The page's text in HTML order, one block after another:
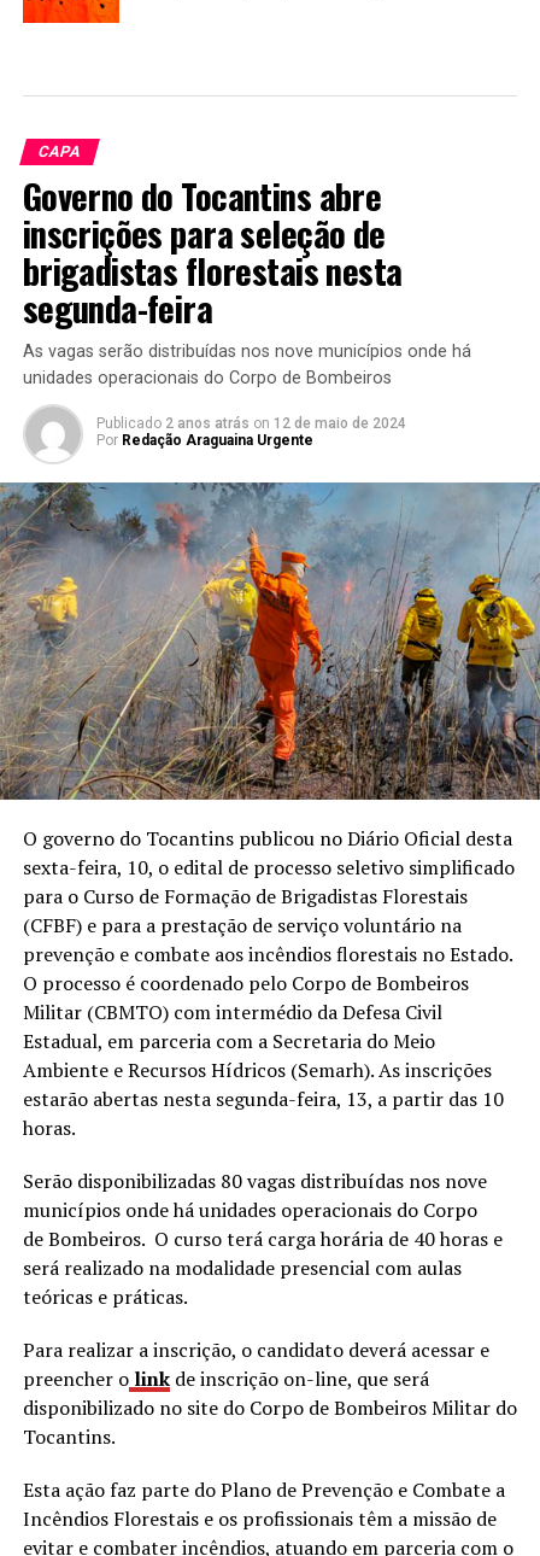
CAPA
Governo do Tocantins abre
inscrições para seleção de
brigadistas florestais nesta
segunda-feira
As vagas serão distribuídas nos nove municípios onde há
unidades operacionais do Corpo de Bombeiros
Publicado 2 anos atrás on 12 de maio de 2024
Por Redação Araguaina Urgente
O governo do Tocantins publicou no Diário Oficial desta
sexta-feira, 10, o edital de processo seletivo simplificado
para o Curso de Formação de Brigadistas Florestais
(CFBF) e para a prestação de serviço voluntário na
prevenção e combate aos incêndios florestais no Estado.
O processo é coordenado pelo Corpo de Bombeiros
Militar (CBMTO) com intermédio da Defesa Civil
Estadual, em parceria com a Secretaria do Meio
Ambiente e Recursos Hídricos (Semarh). As inscrições
estarão abertas nesta segunda-feira, 13, a partir das 10
horas.
Serão disponibilizadas 80 vagas distribuídas nos nove
municípios onde há unidades operacionais do Corpo
de Bombeiros. O curso terá carga horária de 40 horas e
será realizado na modalidade presencial com aulas
teóricas e práticas.
Para realizar a inscrição, o candidato deverá acessar e
preencher o linkde inscrição on-line, que será
disponibilizado no site do Corpo de Bombeiros Militar do
Tocantins.
Esta ação faz parte do Plano de Prevenção e Combate a
Incêndios Florestais e os profissionais têm a missão de
evitar e combater incêndios, atuando em parceria com o